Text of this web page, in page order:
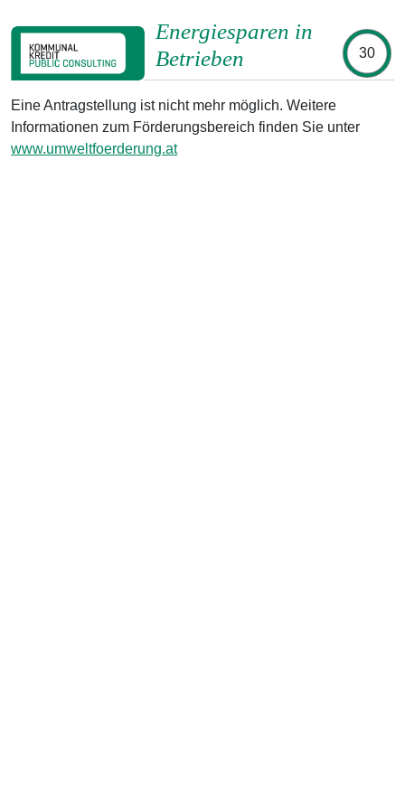
Energiesparen in
Betrieben
30
Eine Antragstellung ist nicht mehr möglich. Weitere
Informationen zum Förderungsbereich finden Sie unter
www.umweltfoerderung.at